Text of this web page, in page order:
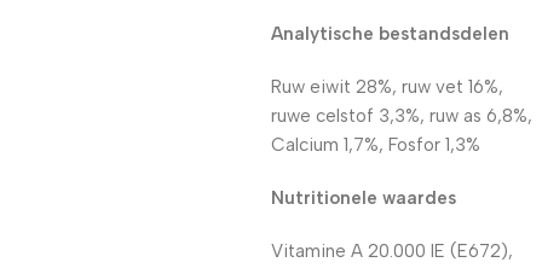
Analytische bestandsdelen
Ruw eiwit 28%, ruw vet 16%,
ruwe celstof 3,3%, ruw as 6,8%,
Calcium 1,7%, Fosfor 1,3%
Nutritionele waardes
Vitamine A 20.000 IE (E672),